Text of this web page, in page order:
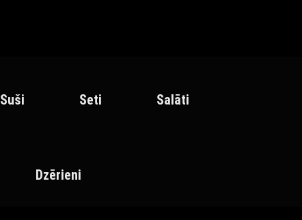
Suši Seti Salāti
Dzērieni